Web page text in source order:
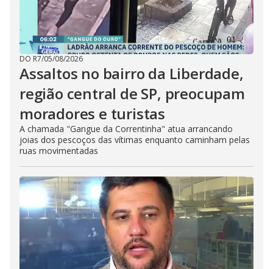
DO R7/05/08/2026
Assaltos no bairro da Liberdade,
região central de SP, preocupam
moradores e turistas
A chamada "Gangue da Correntinha" atua arrancando
joias dos pescoços das vítimas enquanto caminham pelas
ruas movimentadas